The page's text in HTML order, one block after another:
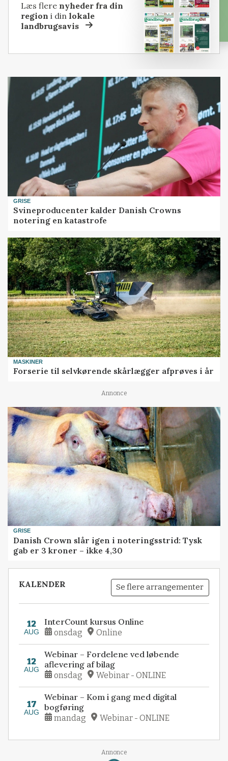
Læs flere nyheder fra din
region i dinlokale
landbrugsavis
GRISE
Svineproducenter kalder Danish Crowns
notering en katastrofe
MASKINER
Forserie til selvkørende skårlægger afprøves i år
Annonce
GRISE
Danish Crown slår igen i noteringsstrid: Tysk
gab er 3 kroner – ikke 4,30
KALENDER Se flere arrangementer
12
AUG
InterCount kursus Online
onsdag Online
12
AUG
Webinar – Fordelene ved løbende
aflevering af bilag
onsdag Webinar - ONLINE
17
AUG
Webinar – Kom i gang med digital
bogføring
mandag Webinar - ONLINE
Annonce